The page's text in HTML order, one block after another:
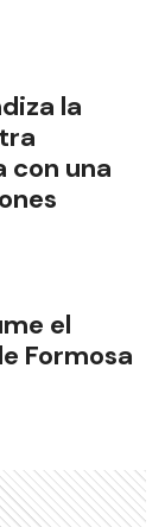
la
con una
el
Formosa